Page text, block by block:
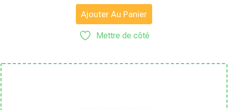
sur 5
Ajouter Au Panier
Mettre de côté